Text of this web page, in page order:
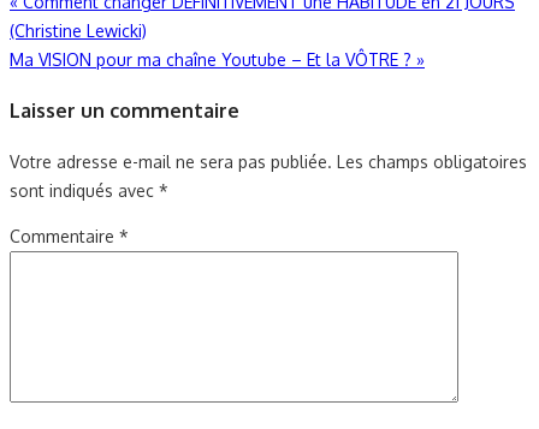
Navigation
de
(Christine Lewicki)
Ma VISION pour ma chaîne Youtube – Et la VÔTRE ? »
Laisser un commentaire
Votre adresse e-mail ne sera pas publiée. Les champs obligatoires
sont indiqués avec *
Commentaire *